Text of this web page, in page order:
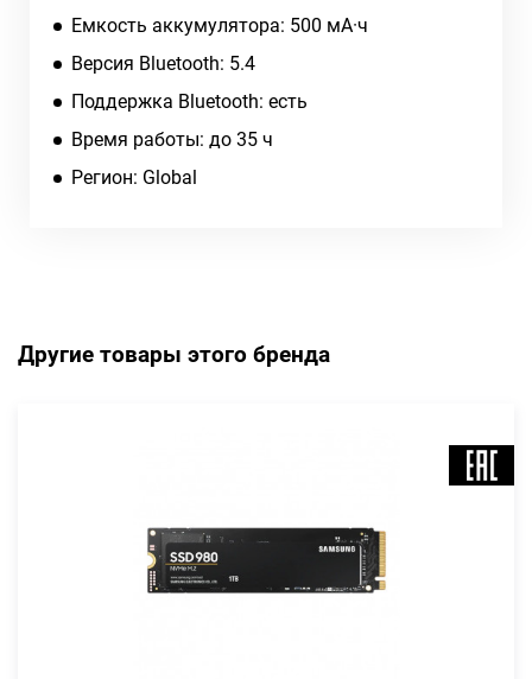
Емкость аккумулятора: 500 мА·ч
Версия Bluetooth: 5.4
Поддержка Bluetooth: есть
Время работы: до 35 ч
Регион: Global
Другие товары этого бренда